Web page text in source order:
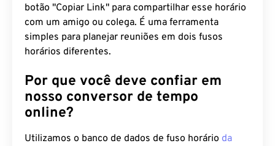
botão "Copiar Link" para compartilhar esse horário
com um amigo ou colega. É uma ferramenta
simples para planejar reuniões em dois fusos
horários diferentes.
Por que você deve confiar em
nosso conversor de tempo
online?
Utilizamos o banco de dados de fuso horário da